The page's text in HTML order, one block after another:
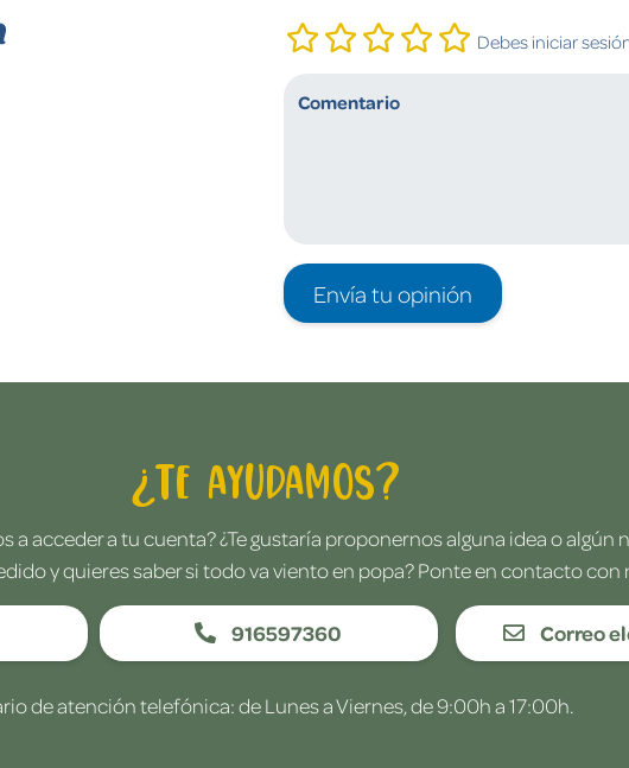
Debes iniciar
Envía tu opinión
¿Te ayudamos?
a acceder a tu cuenta? ¿Te gustaría proponernos alguna idea o algún
y quieres saber si todo va viento en popa? Ponte en contacto con
916597360 Correo
de atención telefónica: de Lunes a Viernes, de 9:00h a 17:00h.